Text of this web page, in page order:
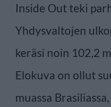
Inside Out teki
Yhdysvaltojen
keräsi noin 102,2
Elokuva on ollut
muassa